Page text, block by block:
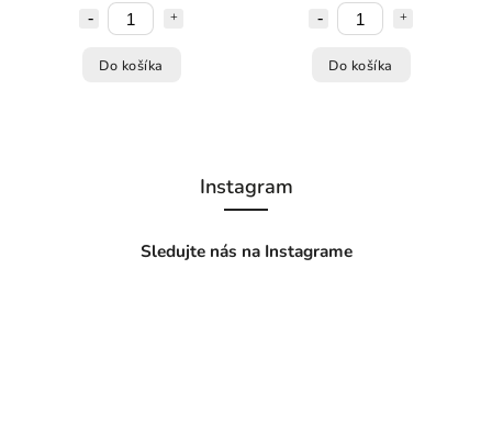
Do košíka Do košíka
Instagram
Sledujte nás na Instagrame